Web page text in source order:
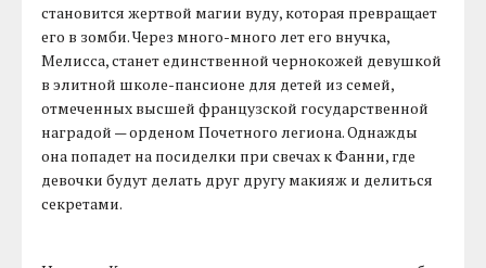
становится жертвой магии вуду, которая превращает
его в зомби. Через много-много лет его внучка,
Мелисса, станет единственной чернокожей девушкой
в элитной школе-пансионе для детей из семей,
отмеченных высшей французской государственной
наградой — орденом Почетного легиона. Однажды
она попадет на посиделки при свечах к Фанни, где
девочки будут делать друг другу макияж и делиться
секретами.